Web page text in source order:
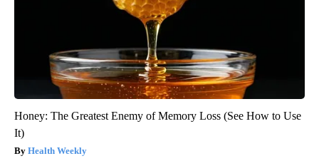
Honey: The Greatest Enemy of Memory Loss (See How to Use
It)
Health Weekly